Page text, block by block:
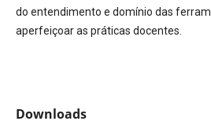
do entendimento e domínio das
aperfeiçoar as práticas docentes.
Downloads